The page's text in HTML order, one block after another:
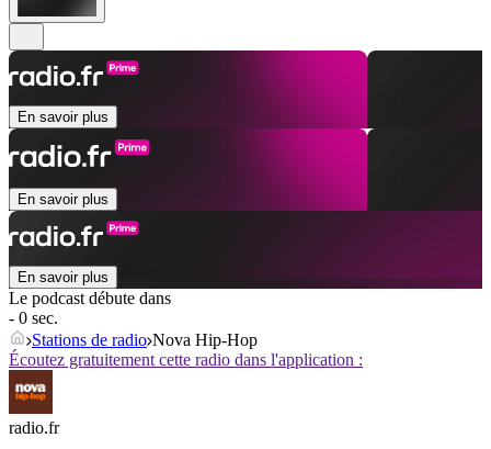
En savoir plus
En savoir plus
En savoir plus
Le podcast débute dans
- 0 sec.
Stations de radio Nova Hip-Hop
Écoutez gratuitement cette radio dans l'application :
radio.fr